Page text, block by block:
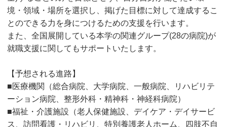
境・領域・場所を選択し、掲げた目標に対して達成するこ
とのできる力を身につけるための支援を行います。
また、全国展開している本学の関連グループ(28の病院)が
就職支援に関してもサポートいたします。
【予想される進路】
■医療機関（総合病院、大学病院、一般病院、リハビリテ
ーション病院、整形外科・精神科・神経科病院）
■福祉・介護施設（老人保健施設、デイケア・デイサービ
ス、訪問看護・リハビリ、特別養護老人ホーム、四肢不自